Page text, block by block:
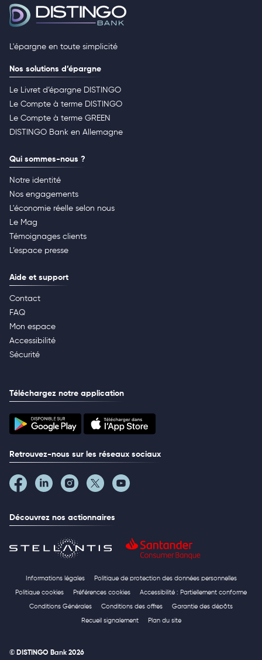
L'épargne en toute simplicité
Nos solutions d’épargne
Le Livret d’épargne DISTINGO
Le Compte à terme DISTINGO
Le Compte à terme GREEN
DISTINGO Bank en Allemagne
Qui sommes-nous ?
Notre identité
Nos engagements
L'économie réelle selon nous
Le Mag
Témoignages clients
L’espace presse
Aide et support
Contact
FAQ
Mon espace
Accessibilité
Sécurité
Téléchargez notre application
Retrouvez-nous sur les réseaux sociaux
Découvrez nos actionnaires
Informations légales Politique de protection des données personnelles
Politique cookies Préférences cookies Accessibilité : Partiellement conforme
Conditions Générales Conditions des offres Garantie des dépôts
Recueil signalement Plan du site
© DISTINGO Bank 2026